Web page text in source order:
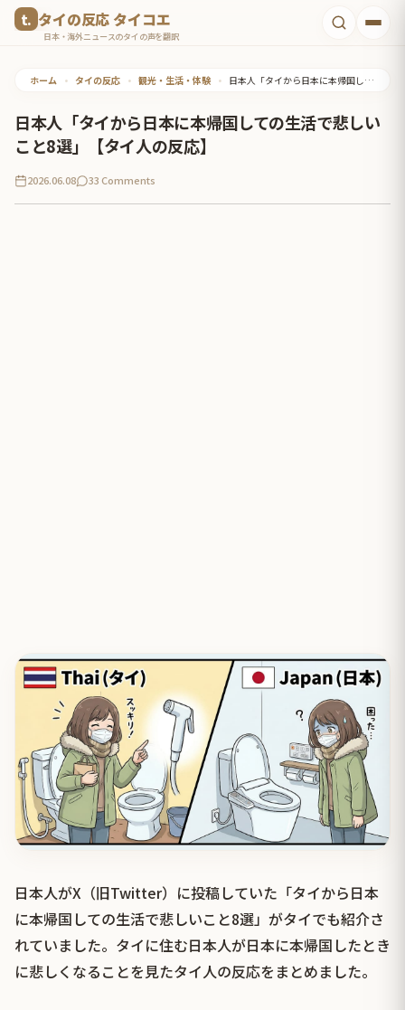
タイの反応 タイコエ
日本・海外ニュースのタイの声を翻訳
ホーム • タイの反応 • 観光・生活・体験 • 日本人「タイから日本に本帰国しての生活で悲しいこと8選」【タイ人の反応】
日本人「タイから日本に本帰国しての生活で悲しい
こと8選」【タイ人の反応】
2026.06.08 33 Comments
日本人がX（旧Twitter）に投稿していた「タイから日本
に本帰国しての生活で悲しいこと8選」がタイでも紹介さ
れていました。タイに住む日本人が日本に本帰国したとき
に悲しくなることを見たタイ人の反応をまとめました。